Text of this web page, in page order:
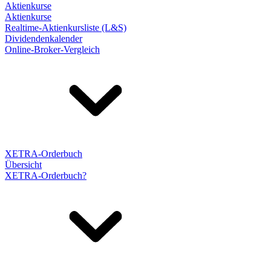
Aktienkurse
Aktienkurse
Realtime-Aktienkursliste (L&S)
Dividendenkalender
Online-Broker-Vergleich
XETRA-Orderbuch
Übersicht
XETRA-Orderbuch?